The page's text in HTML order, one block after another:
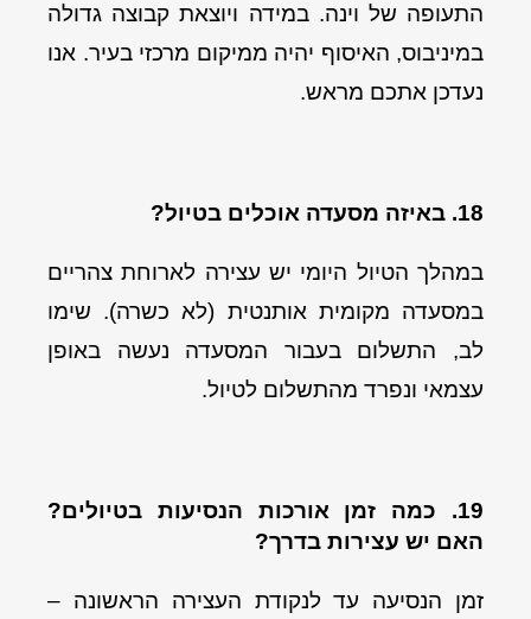
התעופה של וינה. במידה ויוצאת קבוצה גדולה
במיניבוס, האיסוף יהיה ממיקום מרכזי בעיר. אנו
נעדכן אתכם מראש.
18. באיזה מסעדה אוכלים בטיול?
במהלך הטיול היומי יש עצירה לארוחת צהריים
במסעדה מקומית אותנטית (לא כשרה). שימו
לב, התשלום בעבור המסעדה נעשה באופן
עצמאי ונפרד מהתשלום לטיול.
19. כמה זמן אורכות הנסיעות בטיולים?
האם יש עצירות בדרך?
זמן הנסיעה עד לנקודת העצירה הראשונה –